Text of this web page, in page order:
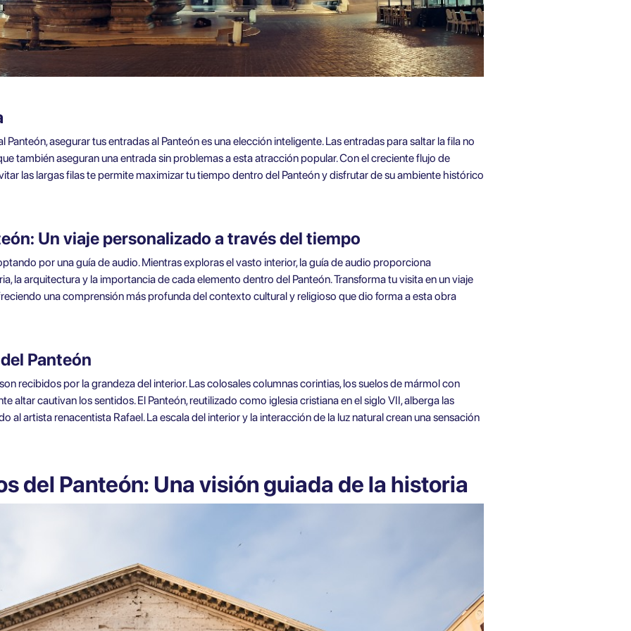
asegurar tus entradas al Panteón es una elección inteligente. Las entradas para saltar la fila no
también aseguran una entrada sin problemas a esta atracción popular. Con el creciente flujo de
las largas filas te permite maximizar tu tiempo dentro del Panteón y disfrutar de su ambiente histórico
Un viaje personalizado a través del tiempo
por una guía de audio. Mientras exploras el vasto interior, la guía de audio proporciona
la arquitectura y la importancia de cada elemento dentro del Panteón. Transforma tu visita en un viaje
una comprensión más profunda del contexto cultural y religioso que dio forma a esta obra
Panteón
recibidos por la grandeza del interior. Las colosales columnas corintias, los suelos de mármol con
altar cautivan los sentidos. El Panteón, reutilizado como iglesia cristiana en el siglo VII, alberga las
al artista renacentista Rafael. La escala del interior y la interacción de la luz natural crean una sensación
del Panteón: Una visión guiada de la historia